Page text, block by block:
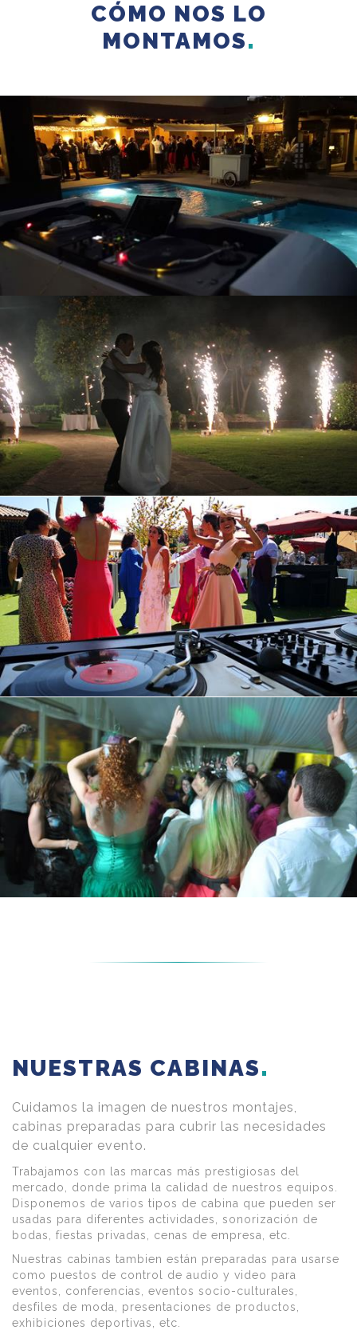
CÓMO NOS LO
MONTAMOS
NUESTRAS CABINAS
Cuidamos la imagen de nuestros montajes,
cabinas preparadas para cubrir las necesidades
de cualquier evento.
Trabajamos con las marcas más prestigiosas del
mercado, donde prima la calidad de nuestros equipos.
Disponemos de varios tipos de cabina que pueden ser
usadas para diferentes actividades, sonorización de
bodas, fiestas privadas, cenas de empresa, etc.
Nuestras cabinas tambien están preparadas para usarse
como puestos de control de audio y video para
eventos, conferencias, eventos socio-culturales,
desfiles de moda, presentaciones de productos,
exhibiciones deportivas, etc.